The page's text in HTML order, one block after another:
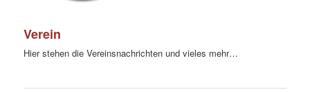
Verein
Hier stehen die Vereinsnachrichten und vieles mehr…